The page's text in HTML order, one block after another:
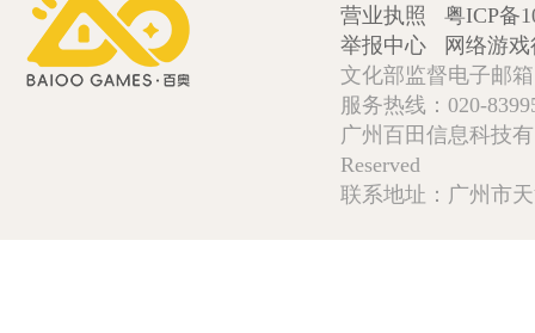
营业执照
粤ICP备
举报中心
网络游
文化部监督电子邮
服务热线：020-
广州百田信息科技
Reserved
联系地址：广州市